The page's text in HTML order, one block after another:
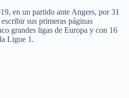
en un partido ante Angers, por 31
sus primeras páginas
grandes ligas de Europa y con 16
Ligue 1.